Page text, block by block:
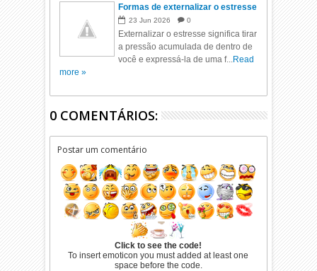
Formas de externalizar o estresse
23 Jun 2026 0
Externalizar o estresse significa tirar
a pressão acumulada de dentro de
você e expressá-la de uma f...Read
more »
0 COMENTÁRIOS:
Postar um comentário
Click to see the code!
To insert emoticon you must added at least one
space before the code.